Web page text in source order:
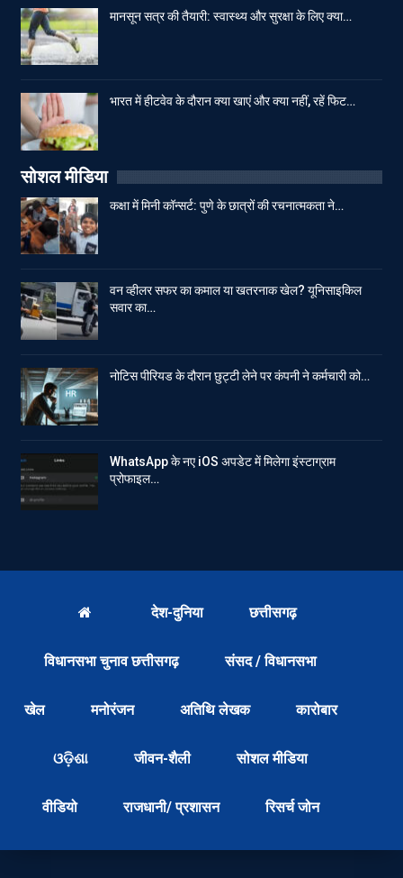
मानसून सत्र की तैयारी: स्वास्थ्य और सुरक्षा के लिए क्या…
भारत में हीटवेव के दौरान क्या खाएं और क्या नहीं, रहें फिट…
सोशल मीडिया
कक्षा में मिनी कॉन्सर्ट: पुणे के छात्रों की रचनात्मकता ने…
वन व्हीलर सफर का कमाल या खतरनाक खेल? यूनिसाइकिल
सवार का…
नोटिस पीरियड के दौरान छुट्टी लेने पर कंपनी ने कर्मचारी को…
WhatsApp के नए iOS अपडेट में मिलेगा इंस्टाग्राम
प्रोफाइल…
देश-दुनिया छत्तीसगढ़
विधानसभा चुनाव छत्तीसगढ़ संसद / विधानसभा
खेल मनोरंजन अतिथि लेखक कारोबार
ଓଡ଼ିଶା जीवन-शैली सोशल मीडिया
वीडियो राजधानी/ प्रशासन रिसर्च जोन